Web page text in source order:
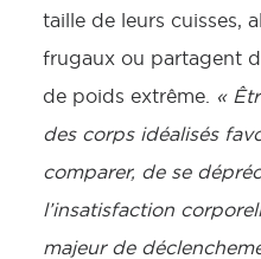
taille de leurs cuisses,
frugaux ou partagent
de poids extrême.
«
des corps idéalisés
comparer, de se
l’insatisfaction
majeur de